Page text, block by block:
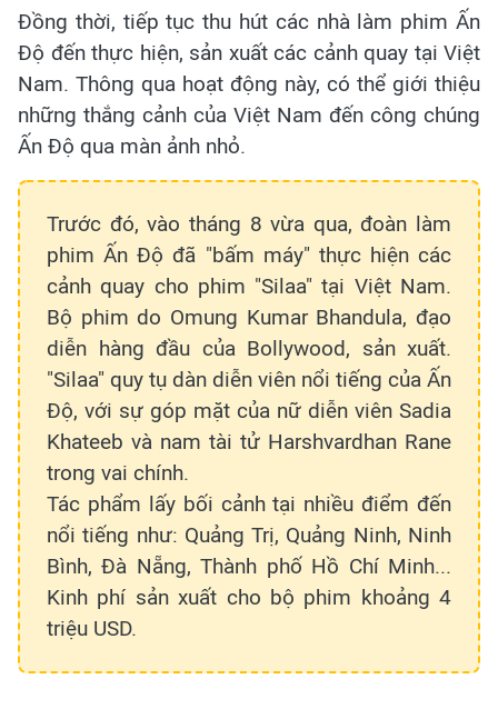
Đồng thời, tiếp tục thu hút các nhà làm phim Ấn
Độ đến thực hiện, sản xuất các cảnh quay tại Việt
Nam. Thông qua hoạt động này, có thể giới thiệu
những thắng cảnh của Việt Nam đến công chúng
Ấn Độ qua màn ảnh nhỏ.
Trước đó, vào tháng 8 vừa qua, đoàn làm
phim Ấn Độ đã "bấm máy" thực hiện các
cảnh quay cho phim "Silaa" tại Việt Nam.
Bộ phim do Omung Kumar Bhandula, đạo
diễn hàng đầu của Bollywood, sản xuất.
"Silaa" quy tụ dàn diễn viên nổi tiếng của Ấn
Độ, với sự góp mặt của nữ diễn viên Sadia
Khateeb và nam tài tử Harshvardhan Rane
trong vai chính.
Tác phẩm lấy bối cảnh tại nhiều điểm đến
nổi tiếng như: Quảng Trị, Quảng Ninh, Ninh
Bình, Đà Nẵng, Thành phố Hồ Chí Minh...
Kinh phí sản xuất cho bộ phim khoảng 4
triệu USD.